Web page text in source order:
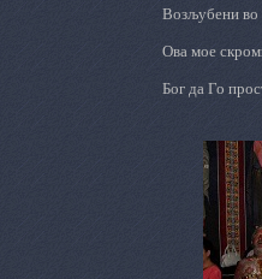
Возљубени во
Ова мое
Бог да Го